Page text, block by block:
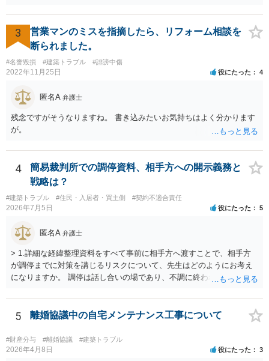
か支払う意向がない旨を伝えて、減額の交渉をすべきでしょう。 相手
方の立場としても、裁判を起こす時間や労力、経済的コストその他裁
判が終わるまでキャッシュが入ってこないことなどがネックになり得
るでしょうから、減額に応じてくる可能性は大いにあるかと思いま
す。
3
営業マンのミスを指摘したら、リフォーム相談を
断られました。
#名誉毀損 #建築トラブル #誹謗中傷
2022年11月25日 役にたった 4
匿名A 弁護士
残念ですがそうなりますね。 書き込みたいお気持ちはよく分かります
が。
4
簡易裁判所での調停資料、相手方への開示義務と
戦略は？
#建築トラブル #住民・入居者・買主側 #契約不適合責任
2026年7月5日 役にたった 5
匿名A 弁護士
> 1.詳細な経緯整理資料をすべて事前に相手方へ渡すことで、相手方
が調停までに対策を講じるリスクについて、先生はどのようにお考え
になりますか。 調停は話し合いの場であり、不調に終われば訴訟で解
いう姑息な手段は使えませんし、公平かつ納得のできる解決というの
は、当事者と裁判所が同じ主張と証拠関係を踏まえた上で初めて実現
できるものだと考えます。 > 2.また、開示する範囲や内容の見せ方に
ついて、何か工夫できる点があればご教示いただけますでしょうか。
弁護士によって考え方が異なるかもしれませんが、資料の一部を相手
5 離婚協議中の自宅メンテナンス工事について
#財産分与 #離婚協議 #建築トラブル
2026年4月8日 役にたった 3